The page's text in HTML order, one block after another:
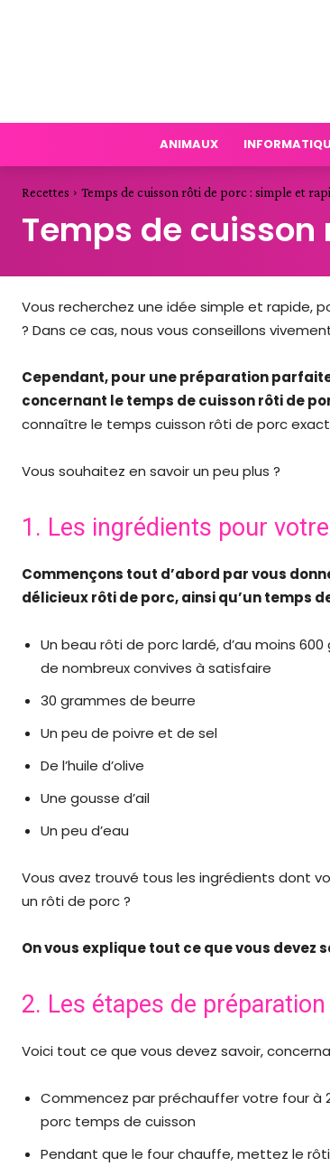
ANIMAUX
Recettes Temps de cuisson rôti de porc : simple et
Temps de
Vous recherchez une idée simple et rapide,
? Dans ce cas, nous vous conseillons
Cependant, pour une préparation
concernant le temps de cuisson rôti de
connaître le temps cuisson rôti de porc
Vous souhaitez en savoir un peu plus ?
1. Les ingrédients pour
Commençons tout d’abord par vous
délicieux rôti de porc, ainsi qu’un temps
Un beau rôti de porc lardé, d’au moins
de nombreux convives à satisfaire
30 grammes de beurre
Un peu de poivre et de sel
De l’huile d’olive
Une gousse d’ail
Un peu d’eau
Vous avez trouvé tous les ingrédients dont
un rôti de porc ?
On vous explique tout ce que vous
2. Les étapes de
Voici tout ce que vous devez savoir,
Commencez par préchauffer votre four à
porc temps de cuisson
Pendant que le four chauffe, mettez le